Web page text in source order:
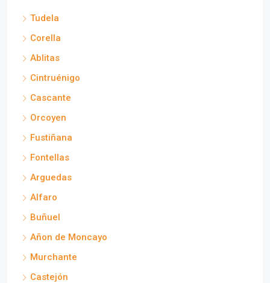
Tudela
Corella
Ablitas
Cintruénigo
Cascante
Orcoyen
Fustiñana
Fontellas
Arguedas
Alfaro
Buñuel
Añon de Moncayo
Murchante
Castejón